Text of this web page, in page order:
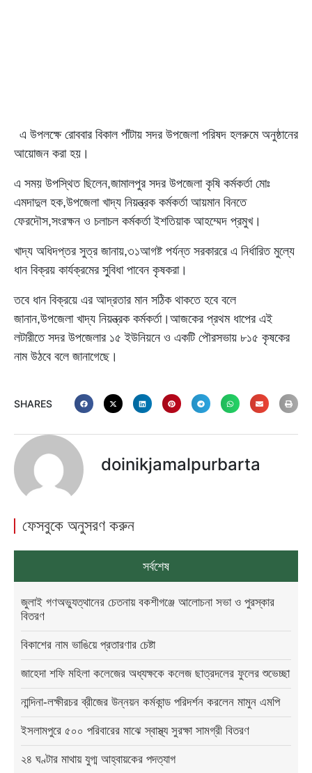
এ উপলক্ষে রোববার বিকাল পাঁটায় সদর উপজেলা পরিষদ হলরুমে অনুষ্ঠানের
আয়োজন করা হয়।
এ সময় উপস্থিত ছিলেন,জামালপুর সদর উপজেলা কৃষি কর্মকর্তা মোঃ
এমদাদুল হক,উপজেলা খাদ্য নিয়ন্ত্রক কর্মকর্তা আয়মান বিনতে
ফেরদৌস,সংরক্ষন ও চলাচল কর্মকর্তা ইশতিয়াক আহম্মেদ প্রমুখ।
খাদ্য অধিদপ্তর সুত্র জানায়,৩১আগষ্ট পর্যন্ত সরকাররে এ নির্ধারিত মুল্যে
ধান বিক্রয় কার্যক্রমের সু্বিধা পাবেন কৃষকরা।
তবে ধান বিক্রয়ে এর আদ্রতার মান সঠিক থাকতে হবে বলে
জানান,উপজেলা খাদ্য নিয়ন্ত্রক কর্মকর্তা।আজকের প্রথম ধাপের এই
লটারীতে সদর উপজেলার ১৫ ইউনিয়নে ও একটি পৌরসভায় ৮১৫ কৃষকের
নাম উঠবে বলে জানাগেছে।
SHARES
doinikjamalpurbarta
ফেসবুকে অনুসরণ করুন
সর্বশেষ
জুলাই গণঅভ্যুত্থানের চেতনায় বকশীগঞ্জে আলোচনা সভা ও পুরস্কার
বিতরণ
বিকাশের নাম ভাঙিয়ে প্রতারণার চেষ্টা
জাহেদা শফি মহিলা কলেজের অধ্যক্ষকে কলেজ ছাত্রদলের ফুলের শুভেচ্ছা
নান্দিনা-লক্ষীরচর ব্রীজের উন্নয়ন কর্মকান্ড পরিদর্শন করলেন মামুন এমপি
ইসলামপুরে ৫০০ পরিবারের মাঝে স্বাস্থ্য সুরক্ষা সামগ্রী বিতরণ
২৪ ঘণ্টার মাথায় যুগ্ম আহ্বায়কের পদত্যাগ